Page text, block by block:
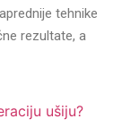
tehnike
rezultate, a